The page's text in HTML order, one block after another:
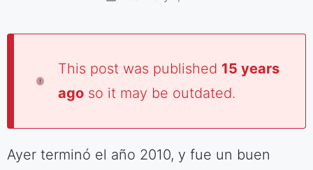
This post was published 15 years
ago so it may be outdated.
Ayer terminó el año 2010, y fue un buen